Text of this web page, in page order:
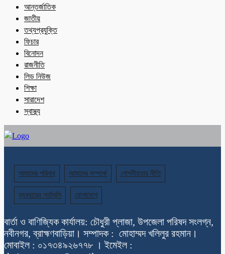
আন্তর্জাতিক
জাতীয়
তথ্যপ্রযুক্তি
ফিচার
বিনোদন
রাজনীতি
লিড নিউজ
শিক্ষা
সারাদেশ
স্বাস্থ্য
আমাদের পরিবার আমাদের সম্পর্কে গোপনীয়তার নীতি
ব্যবহারের শর্তাবলি যোগাযোগ
বার্তা ও বাণিজ্যিক কার্যালয়: চৌধুরী প্লাজা, উপজেলা পরিষদ সংলগ্ন,
নবীনগর, ব্রাহ্মণবাড়িয়া। সম্পাদক : মোহাম্মদ খলিলুর রহমান।
মোবাইল : ০১৭৩৪৯২৬৭৭৮ । ইমেইল :